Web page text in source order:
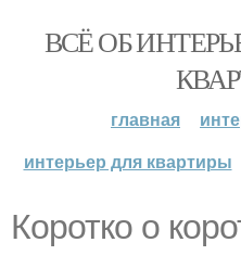
ВСЁ ОБ
главная
интерьер для квартиры
Коротко о